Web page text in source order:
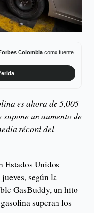
Forbes Colombiacomo fuente
es ahora de 5,005
un aumento de
récord del
Estados Unidos
según la
GasBuddy, un hito
superan los